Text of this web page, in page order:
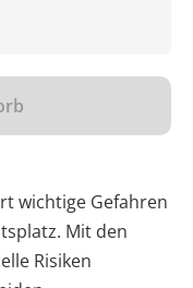
wichtige Gefahren
Mit den
Risiken